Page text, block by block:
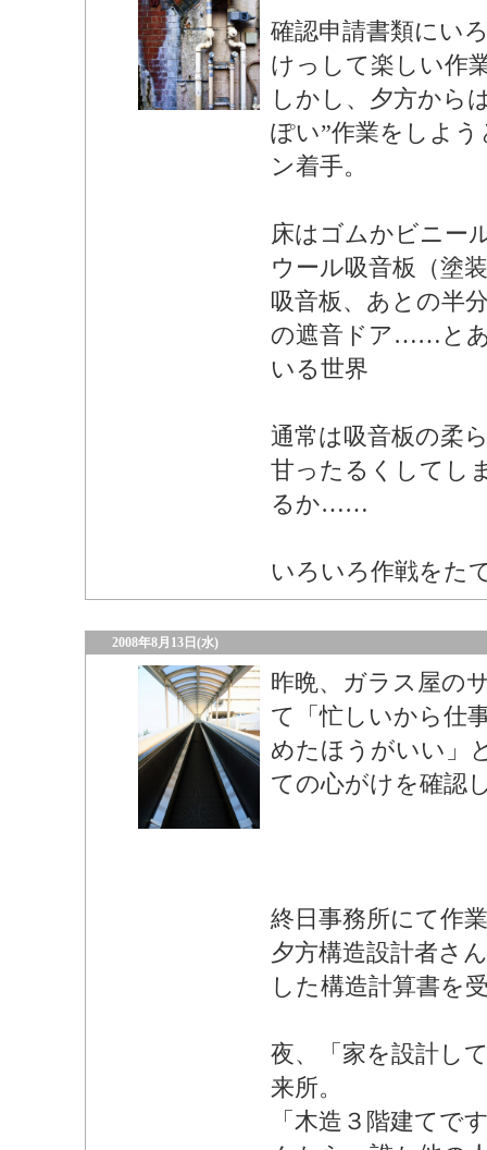
確認申請書類にい
けっして楽しい作
しかし、夕方から
ぽい”作業をしよ
ン着手。
床はゴムかビニー
ウール吸音板（塗
吸音板、あとの半
の遮音ドア……と
いる世界
通常は吸音板の柔
甘ったるくして
るか……
いろいろ作戦をた
2008年8月13日(水)
昨晩、ガラス屋の
て「忙しいから仕
めたほうがいい」
ての心がけを確認
終日事務所にて作
夕方構造設計者さ
した構造計算書を
夜、「家を設計し
来所。
「木造３階建てで